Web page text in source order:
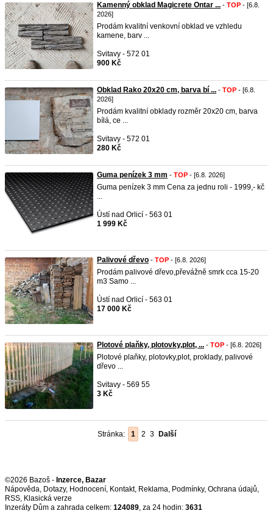
Kamenný obklad Magicrete Ontar ... - TOP - [6.8.
2026]
Prodám kvalitní venkovní obklad ve vzhledu
kamene, barv ...
Svitavy - 572 01
900 Kč
Obklad Rako 20x20 cm, barva bí ... - TOP - [6.8.
2026]
Prodám kvalitní obklady rozměr 20x20 cm, barva
bílá, ce ...
Svitavy - 572 01
280 Kč
Guma penízek 3 mm - TOP - [6.8. 2026]
Guma penízek 3 mm Cena za jednu roli - 1999,- kč
...
Ústí nad Orlicí - 563 01
1 999 Kč
Palivové dřevo - TOP - [6.8. 2026]
Prodám palivové dřevo,převážně smrk cca 15-20
m3 Samo ...
Ústí nad Orlicí - 563 01
17 000 Kč
Plotové plaňky, plotovky,plot, ... - TOP - [6.8. 2026]
Plotové plaňky, plotovky,plot, proklady, palivové
dřevo ...
Svitavy - 569 55
3 Kč
Stránka: 1 2 3 Další
©2026 Bazoš - Inzerce, Bazar
Nápověda, Dotazy, Hodnocení, Kontakt, Reklama, Podmínky, Ochrana údajů,
RSS,
Inzeráty Dům a zahrada celkem: 124089, za 24 hodin: 3631